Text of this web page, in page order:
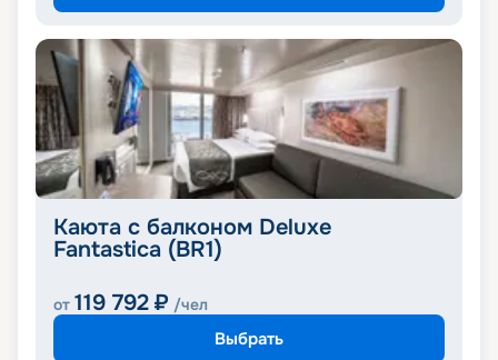
Каюта с балконом Deluxe
Fantastica (BR1)
от 119 792 ₽ /чел
Выбрать